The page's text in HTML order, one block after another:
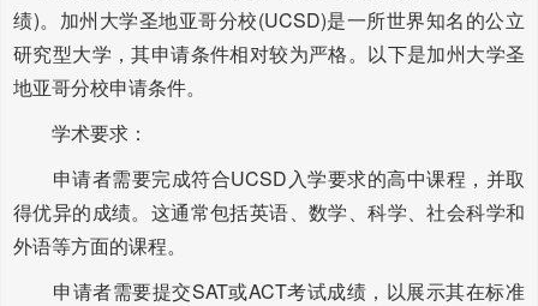
绩)。加州大学圣地亚哥分校(UCSD)是一所世界知名的公立
研究型大学，其申请条件相对较为严格。以下是加州大学圣
地亚哥分校申请条件。
学术要求：
申请者需要完成符合UCSD入学要求的高中课程，并取
得优异的成绩。这通常包括英语、数学、科学、社会科学和
外语等方面的课程。
申请者需要提交SAT或ACT考试成绩，以展示其在标准